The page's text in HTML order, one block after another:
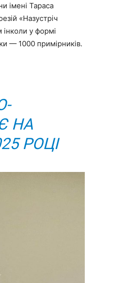
імені Тараса
«Назустріч
інколи у формі
— 1000 примірників.
НА
РОЦІ